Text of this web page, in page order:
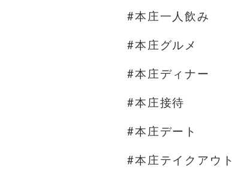
#本庄一人飲み
#本庄グルメ
#本庄ディナー
#本庄接待
#本庄デート
#本庄テイクアウト